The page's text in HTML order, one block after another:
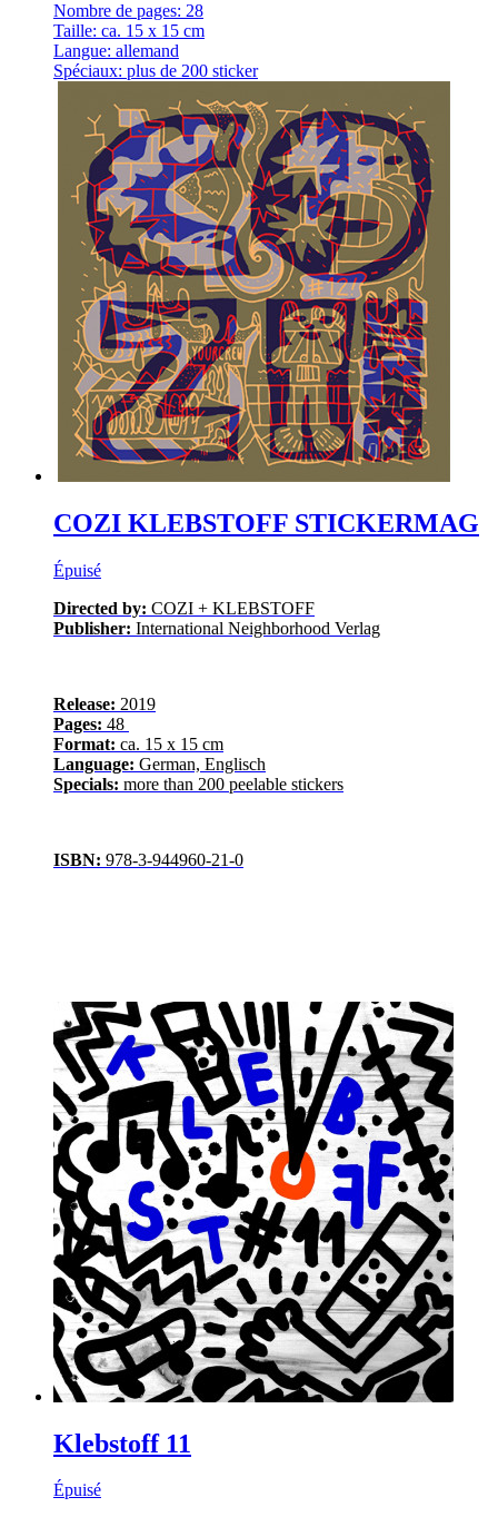
Nombre de pages: 28
Taille: ca. 15 x 15 cm
Langue: allemand
Spéciaux: plus de 200 sticker
COZI KLEBSTOFF STICKERMAG
Épuisé
Directed by: COZI + KLEBSTOFF
Publisher: International Neighborhood Verlag
Release: 2019
Pages: 48
Format: ca. 15 x 15 cm
Language: German, Englisch
Specials: more than 200 peelable stickers
ISBN: 978-3-944960-21-0
Klebstoff 11
Épuisé